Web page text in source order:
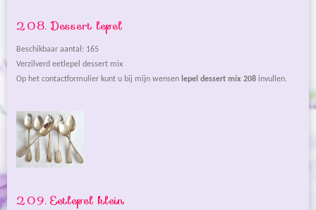
208. Dessert lepel
Beschikbaar aantal: 165
Verzilverd eetlepel dessert mix
Op het contactformulier kunt u bij mijn wensen lepel dessert mix 208 invullen.
209. Eetlepel klein